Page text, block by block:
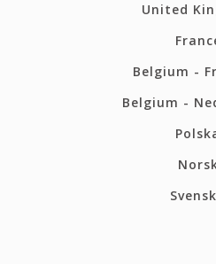
United
Belgium -
Belgium -